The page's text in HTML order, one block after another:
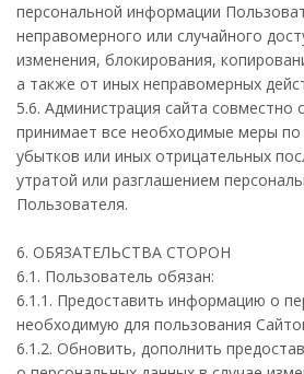
персональной информации
неправомерного или случайного
изменения, блокирования,
а также от иных неправомерных
5.6. Администрация сайта совместно
принимает все необходимые меры
убытков или иных отрицательных
утратой или разглашением
Пользователя.
6. ОБЯЗАТЕЛЬСТВА СТОРОН
6.1. Пользователь обязан:
6.1.1. Предоставить информацию о
необходимую для пользования
6.1.2. Обновить, дополнить